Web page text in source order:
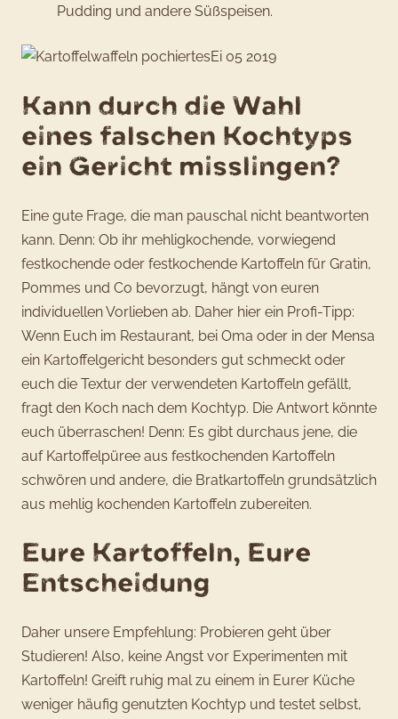
Pudding und andere Süßspeisen.
Kann durch die Wahl
eines falschen Kochtyps
ein Gericht misslingen?
Eine gute Frage, die man pauschal nicht beantworten
kann. Denn: Ob ihr mehligkochende, vorwiegend
festkochende oder festkochende Kartoffeln für Gratin,
Pommes und Co bevorzugt, hängt von euren
individuellen Vorlieben ab. Daher hier ein Profi-Tipp:
Wenn Euch im Restaurant, bei Oma oder in der Mensa
ein Kartoffelgericht besonders gut schmeckt oder
euch die Textur der verwendeten Kartoffeln gefällt,
fragt den Koch nach dem Kochtyp. Die Antwort könnte
euch überraschen! Denn: Es gibt durchaus jene, die
auf Kartoffelpüree aus festkochenden Kartoffeln
schwören und andere, die Bratkartoffeln grundsätzlich
aus mehlig kochenden Kartoffeln zubereiten.
Eure Kartoffeln, Eure
Entscheidung
Daher unsere Empfehlung: Probieren geht über
Studieren! Also, keine Angst vor Experimenten mit
Kartoffeln! Greift ruhig mal zu einem in Eurer Küche
weniger häufig genutzten Kochtyp und testet selbst,